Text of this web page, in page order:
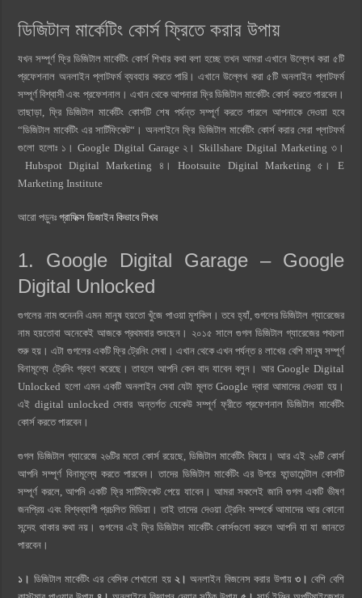
ডিজিটাল মার্কেটিং কোর্স ফ্রিতে করার উপায়
যখন সম্পূর্ণ ফ্রি ডিজিটাল মার্কেটিং কোর্স শিখার কথা বলা হচ্ছে তখন আমরা এখানে উল্লেখ করা ৫টি
প্রফেশনাল অনলাইন প্লাটফর্ম ব্যবহার করতে পারি। এখানে উল্লেখ করা ৫টি অনলাইন প্লাটফর্ম
সম্পূর্ণ বিশ্বাসী এবং প্রফেশনাল। এখান থেকে আপনারা ফ্রি ডিজিটাল মার্কেটিং কোর্স করতে পারবেন।
তাছাড়া, ফ্রি ডিজিটাল মার্কেটিং কোর্সটি শেষ পর্যন্ত সম্পূর্ণ করতে পারলে আপনাকে দেওয়া হবে
“ডিজিটাল মার্কেটিং এর সার্টিফিকেট“। অনলাইনে ফ্রি ডিজিটাল মার্কেটিং কোর্স করার সেরা প্লাটফর্ম
গুলো হলোঃ ১। Google Digital Garage ২। Skillshare Digital Marketing ৩।
Hubspot Digital Marketing ৪।Hootsuite Digital Marketing ৫। E
Marketing Institute
আরো পড়ুনঃগ্রাফিক্স ডিজাইন কিভাবে শিখব
1. Google Digital Garage – Google
Digital Unlocked
গুগলের নাম শুনেননি এমন মানুষ হয়তো খুঁজে পাওয়া মুশকিল। তবে হ্যাঁ, গুগলের ডিজিটাল গ্যারেজের
নাম হয়তোবা অনেকেই আজকে প্রথমবার শুনছেন। ২০১৫ সালে গুগল ডিজিটাল গ্যারেজের পথচলা
শুরু হয়। এটা গুগলের একটি ফ্রি ট্রেনিং সেবা। এখান থেকে এখন পর্যন্ত ৪ লাখের বেশি মানুষ সম্পূর্ণ
বিনামূল্যে ট্রেনিং গ্রহণ করেছে। তাহলে আপনি কেন বাদ যাবেন বলুন। আর Google Digital
Unlocked হলো এমন একটি অনলাইন সেবা যেটা মূলত Google দ্বারা আমাদের দেওয়া হয়।
এই digital unlocked সেবার অন্তর্গত যেকেউ সম্পূর্ণ ফ্রীতে প্রফেশনাল ডিজিটাল মার্কেটিং
কোর্স করতে পারবেন।
গুগল ডিজিটাল গ্যারেজে ২৬টির মতো কোর্স রয়েছে, ডিজিটাল মার্কেটিং বিষয়ে। আর এই ২৬টি কোর্স
আপনি সম্পূর্ণ বিনামূল্যে করতে পারবেন। তাদের ডিজিটাল মার্কেটিং এর উপরে ফান্ডামেন্টাল কোর্সটি
সম্পূর্ণ করলে, আপনি একটি ফ্রি সার্টিফিকেট পেয়ে যাবেন। আমরা সকলেই জানি গুগল একটি ভীষণ
জনপ্রিয় এবং বিশ্বব্যাপী প্রচলিত মিডিয়া। তাই তাদের দেওয়া ট্রেনিং সম্পর্কে আমাদের আর কোনো
সন্দেহ থাকার কথা নয়। গুগলের এই ফ্রি ডিজিটাল মার্কেটিং কোর্সগুলো করলে আপনি যা যা জানতে
পারবেন।
১। ডিজিটাল মার্কেটিং এর বেসিক শেখানো হয়২। অনলাইন বিজনেস করার উপায় ৩। বেশি বেশি